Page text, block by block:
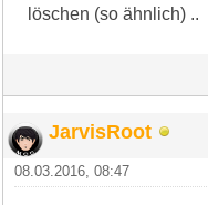
löschen (so ähnlich) ..
JarvisRoot
08.03.2016, 08:47